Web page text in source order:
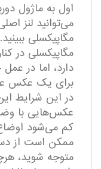
اول به ماژول
می‌توانید لنز
دارد، اما در
برای یک عکس
در این شرایط
عکس‌هایی با
کم می‌شود
ممکن است از
متوجه شوید،